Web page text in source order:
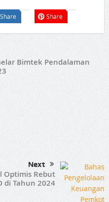
Share Share
Bimtek Pendalaman
Next
Optimis Rebut
di Tahun 2024